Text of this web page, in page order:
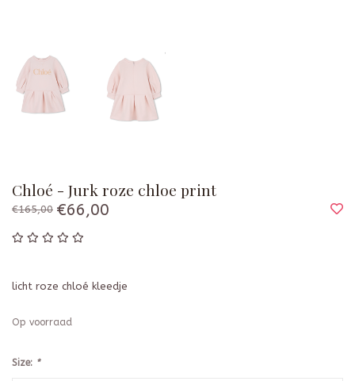
Chloé - Jurk roze chloe print
€165,00 €66,00
licht roze chloé kleedje
Op voorraad
Size: *